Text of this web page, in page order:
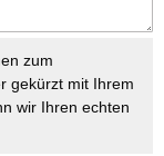
zum
gekürzt mit Ihrem
wir Ihren echten